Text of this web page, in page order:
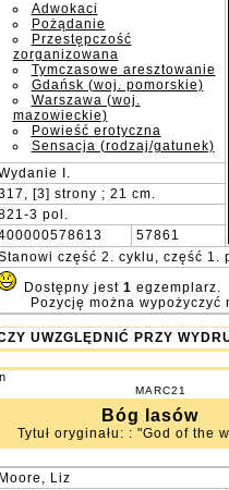
Adwokaci
Pożądanie
Przestępczość
zorganizowana
Tymczasowe aresztowanie
Gdańsk (woj. pomorskie)
Warszawa (woj.
mazowieckie)
Powieść erotyczna
Sensacja (rodzaj/gatunek)
I.
[3] strony ; 21 cm.
3 pol.
57861
część 2. cyklu, część 1.
Dostępny jest 1 egzemplarz.
Pozycję można wypożyczyć
UWZGLĘDNIĆ PRZY
MARC21
Bóg lasów
Tytuł oryginału: : "God of the
Moore, Liz